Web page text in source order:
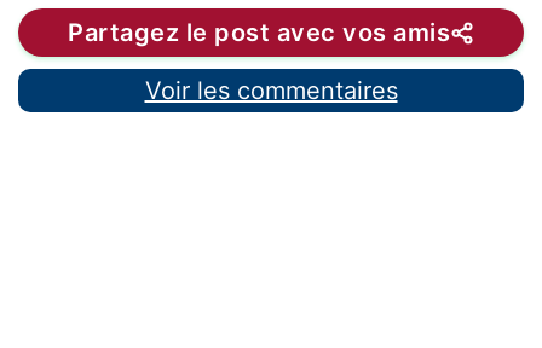
Partagez le post avec vos amis
Voir les commentaires